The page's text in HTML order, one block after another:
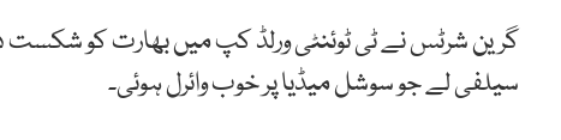
گرین شرٹس نے ٹی ٹوئنٹی ورلڈ کپ میں بھارت کو
سیلفی لے جو سوشل میڈیا پر خوب وائرل ہوئی۔